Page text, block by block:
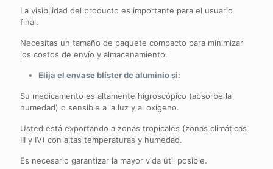
La visibilidad del producto es importante para el usuario
final.
Necesitas un tamaño de paquete compacto para minimizar
los costos de envío y almacenamiento.
Elija el envase blíster de aluminio si:
Su medicamento es altamente higroscópico (absorbe la
humedad) o sensible a la luz y al oxígeno.
Usted está exportando a zonas tropicales (zonas climáticas
III y IV) con altas temperaturas y humedad.
Es necesario garantizar la mayor vida útil posible.